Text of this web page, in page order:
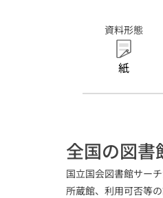
資料形態
紙
全国の図書
国立国会図書館サー
所蔵館、利用可否等